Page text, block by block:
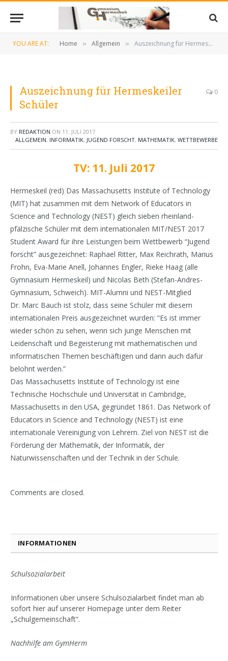
YOU ARE AT: Home » Allgemein » Auszeichnung für Hermeskeiler Schüler
Auszeichnung für Hermeskeiler
Schüler
0
BY REDAKTION ON 11. JULI 2017
ALLGEMEIN, INFORMATIK, JUGEND FORSCHT, MATHEMATIK, WETTBEWERBE
TV: 11. Juli 2017
Hermeskeil (red) Das Massachusetts Institute of Technology
(MIT) hat zusammen mit dem Network of Educators in
Science and Technology (NEST) gleich sieben rheinland-
pfälzische Schüler mit dem internationalen MIT/NEST 2017
Student Award für ihre Leistungen beim Wettbewerb “Jugend
forscht” ausgezeichnet: Raphael Ritter, Max Reichrath, Marius
Frohn, Eva-Marie Anell, Johannes Engler, Rieke Haag (alle
Gymnasium Hermeskeil) und Nicolas Beth (Stefan-Andres-
Gymnasium, Schweich). MIT-Alumni und NEST-Mitglied
Dr. Marc Bauch ist stolz, dass seine Schüler mit diesem
internationalen Preis ausgezeichnet wurden: “Es ist immer
wieder schön zu sehen, wenn sich junge Menschen mit
Leidenschaft und Begeisterung mit mathematischen und
informatischen Themen beschäftigen und dann auch dafür
belohnt werden.”
Das Massachusetts Institute of Technology ist eine
Technische Hochschule und Universität in Cambridge,
Massachusetts in den USA, gegründet 1861. Das Network of
Educators in Science and Technology (NEST) ist eine
internationale Vereinigung von Lehrern. Ziel von NEST ist die
Förderung der Mathematik, der Informatik, der
Naturwissenschaften und der Technik in der Schule.
Comments are closed.
INFORMATIONEN
Schulsozialarbeit
Informationen über unsere Schulsozialarbeit findet man ab
sofort hier auf unserer Homepage unter dem Reiter
„Schulgemeinschaft“.
Nachhilfe am GymHerm